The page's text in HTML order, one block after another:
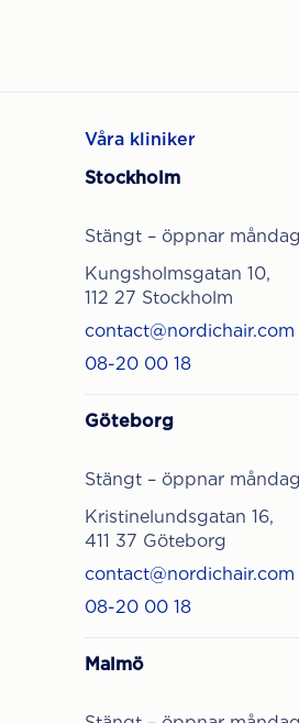
Våra kliniker
Stockholm
Stängt – öppnar
Kungsholmsgatan 10,
112 27 Stockholm
contact@nordichair.com
08-20 00 18
Göteborg
Stängt – öppnar
Kristinelundsgatan 16,
411 37 Göteborg
contact@nordichair.com
08-20 00 18
Malmö